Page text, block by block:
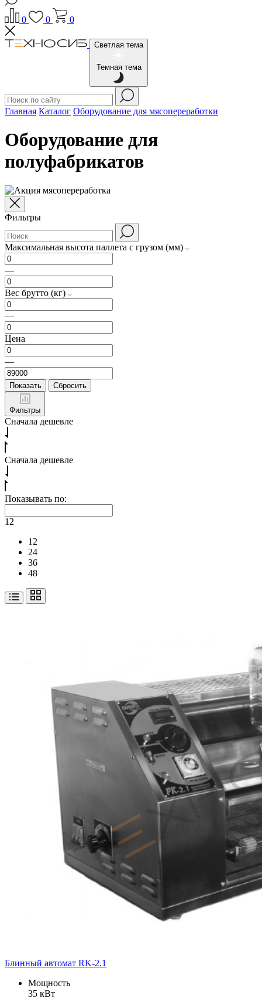
0 0 0
Светлая тема
Темная тема
Главная Каталог Оборудование для мясопереработки
Оборудование для
полуфабрикатов
Фильтры
Максимальная высота паллета с грузом (мм)
—
Вес брутто (кг)
—
Цена
—
Показать Сбросить
Фильтры
Сначала дешевле
Сначала дешевле
Показывать по:
12
12
24
36
48
Блинный автомат RK-2.1
Мощность
35 кВт